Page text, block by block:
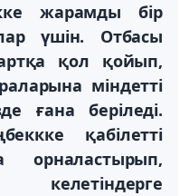
жарамды бір
үшін. Отбасы
қол қойып,
міндетті
ғана беріледі.
қабілетті
орналастырып,